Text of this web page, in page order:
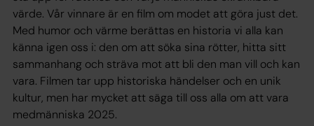
värde. Vår vinnare är en film om modet att göra just det.
Med humor och värme berättas en historia vi alla kan
känna igen oss i: den om att söka sina rötter, hitta sitt
sammanhang och sträva mot att bli den man vill och kan
vara. Filmen tar upp historiska händelser och en unik
kultur, men har mycket att säga till oss alla om att vara
medmänniska 2025.